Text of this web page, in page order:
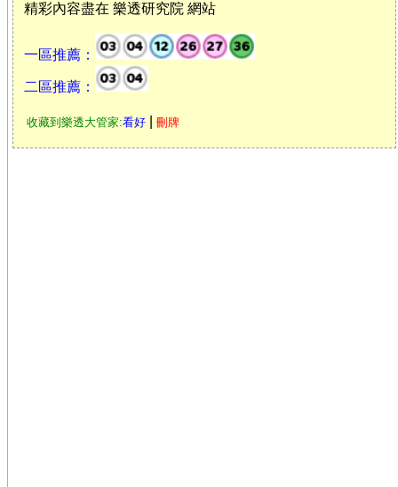
精彩內容盡在 樂透研究院 網站
一區推薦：
二區推薦：
收藏到樂透大管家:看好 刪牌